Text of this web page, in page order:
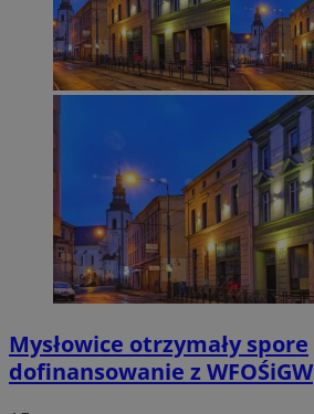
Mysłowice otrzymały spore
dofinansowanie z WFOŚiGW